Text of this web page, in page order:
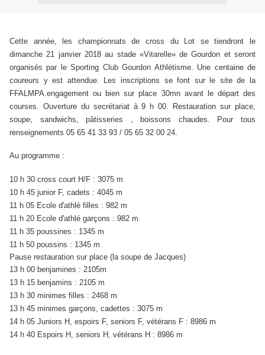
Cette année, les championnats de cross du Lot se tiendront le
dimanche 21 janvier 2018 au stade «Vitarelle» de Gourdon et seront
organisés par le Sporting Club Gourdon Athlétisme. Une centaine de
coureurs y est attendue. Les inscriptions se font sur le site de la
FFALMPA.engagement ou bien sur place 30mn avant le départ des
courses. Ouverture du secrétariat à 9 h 00. Restauration sur place,
soupe, sandwichs, pâtisseries , boissons chaudes. Pour tous
renseignements 05 65 41 33 93 / 05 65 32 00 24.
Au programme :
10 h 30 cross court H/F : 3075 m
10 h 45 junior F, cadets : 4045 m
11 h 05 Ecole d'athlé filles : 982 m
11 h 20 Ecole d'athlé garçons : 982 m
11 h 35 poussines : 1345 m
11 h 50 poussins : 1345 m
Pause restauration sur place (la soupe de Jacques)
13 h 00 benjamines : 2105m
13 h 15 benjamins : 2105 m
13 h 30 minimes filles : 2468 m
13 h 45 minimes garçons, cadettes : 3075 m
14 h 05 Juniors H, espoirs F, seniors F, vétérans F : 8986 m
14 h 40 Espoirs H, seniors H, vétérans H : 8986 m